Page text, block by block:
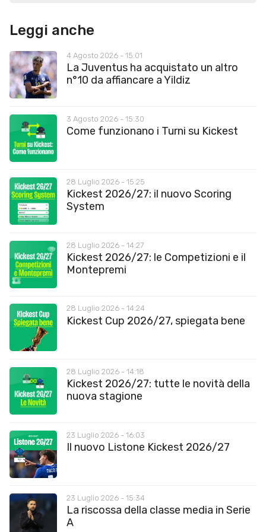
Leggi anche
4 Agosto 2026 - 15:01
La Juventus ha acquistato un altro
n°10 da affiancare a Yildiz
3 Agosto 2026 - 15:30
Come funzionano i Turni su Kickest
28 Luglio 2026 - 15:25
Kickest 2026/27: il nuovo Scoring
System
28 Luglio 2026 - 14:27
Kickest 2026/27: le Competizioni e il
Montepremi
28 Luglio 2026 - 14:24
Kickest Cup 2026/27, spiegata bene
28 Luglio 2026 - 14:18
Kickest 2026/27: tutte le novità della
nuova stagione
23 Luglio 2026 - 16:03
Il nuovo Listone Kickest 2026/27
23 Luglio 2026 - 15:34
La riscossa della classe media in Serie
A